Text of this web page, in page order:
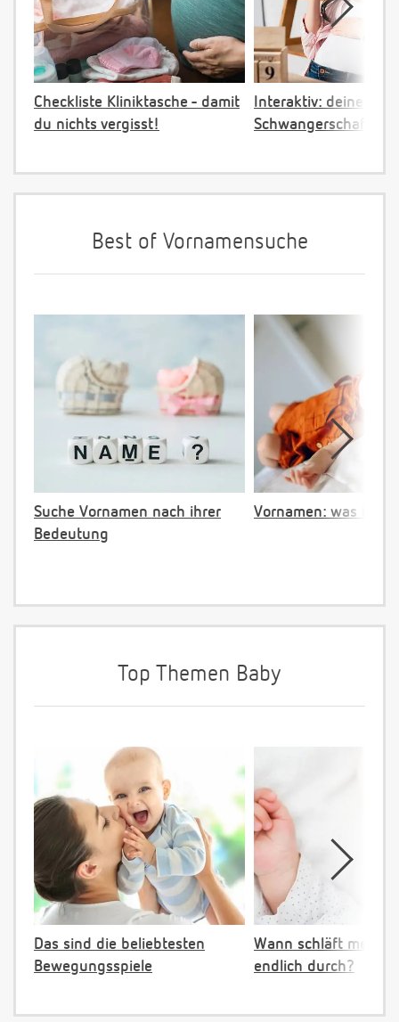
Checkliste Kliniktasche - damit
du nichts vergisst!
Interaktiv: deine
Best of Vornamensuche
Suche Vornamen nach ihrer
Bedeutung
Vornamen: was ist
Top Themen Baby
Das sind die beliebtesten
Bewegungsspiele
Wann schläft mein
endlich durch?